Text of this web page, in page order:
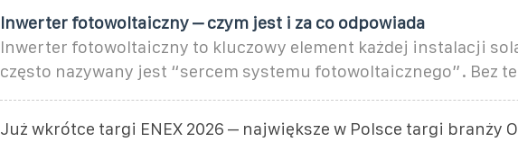
Inwerter fotowoltaiczny – czym jest i za co odpowiada
Inwerter fotowoltaiczny to kluczowy element każdej instalacji
często nazywany jest “sercem systemu fotowoltaicznego”. Bez
Już wkrótce targi ENEX 2026 – największe w Polsce targi branży